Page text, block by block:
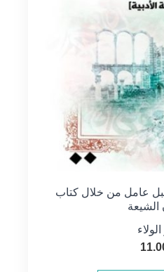
عامل من خلال كتاب
الشيعة